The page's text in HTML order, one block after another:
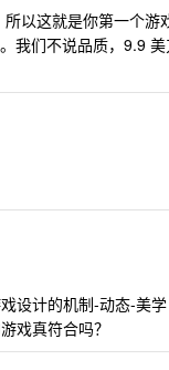
以这就是你第一个游
我们不说品质，9.9
设计的机制-动态-美
戏真符合吗？